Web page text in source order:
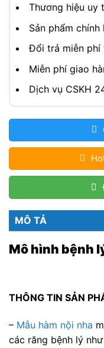
Thương hiệu uy
Sản phẩm chính
Đổi trả miễn phí
Miễn phí giao
Dịch vụ CSKH
MÔ TẢ
Mô hình bệnh
THÔNG TIN SẢN
– Mẫu hàm nội nha
các răng bệnh lý